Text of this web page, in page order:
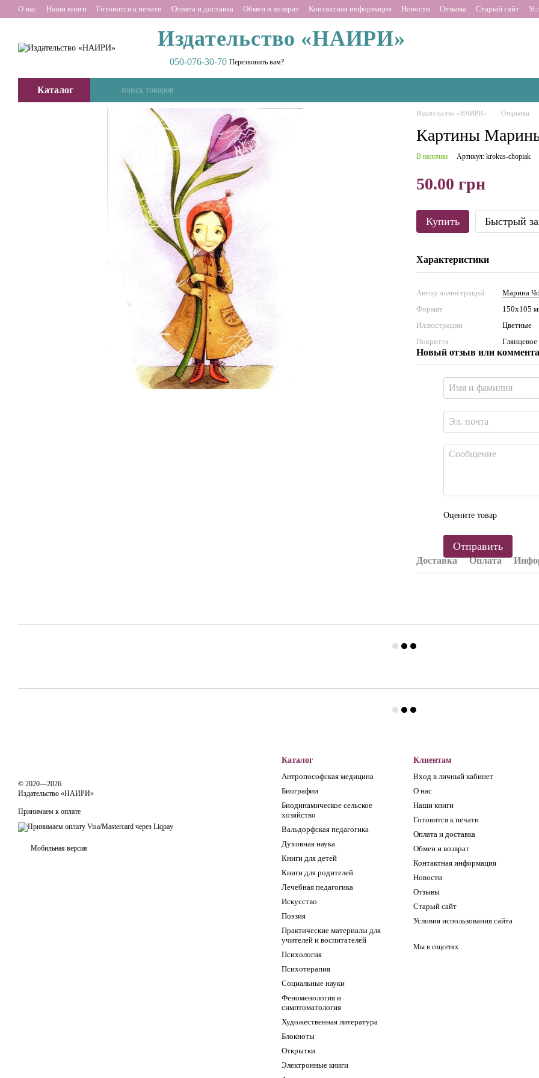
Перейти к основному контенту
О нас Наши книги Готовится к печати Оплата и доставка Обмен и возврат Контактная информация Новости Отзывы Старый сайт
Издательство «НАИРИ»
050-076-30-70 Перезвонить вам?
Каталог
Издательство «НАИРИ» Открытки
Картины
В наличии Артикул: krokus-chopiak
50.00 грн
Купить Быстрый
Характеристики
Автор иллюстраций
Марина
Формат
150х105
Иллюстрации
Цветные
Покриття
Глянцевое
Новый отзыв или
Оцените товар
Отправить
Доставка Оплата
© 2020—2026
Издательство «НАИРИ»
Принимаем к оплате
Мобильная версия
Каталог
Антропософская медицина
Биографии
Биодинамическое сельское
хозяйство
Вальдорфская педагогика
Духовная наука
Книги для детей
Книги для родителей
Лечебная педагогика
Искусство
Поэзия
Практические материалы для
учителей и воспитателей
Психология
Психотерапия
Социальные науки
Феноменология и
симптоматология
Художественная литература
Блокноты
Открытки
Электронные книги
Клиентам
Вход в личный кабинет
О нас
Наши книги
Готовится к печати
Оплата и доставка
Обмен и возврат
Контактная информация
Новости
Отзывы
Старый сайт
Условия использования сайта
Мы в соцсетях